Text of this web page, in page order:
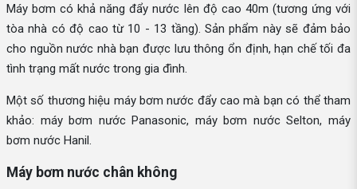
Máy bơm có khả năng đẩy nước lên độ cao 40m (tương ứng với
tòa nhà có độ cao từ 10 - 13 tầng). Sản phẩm này sẽ đảm bảo
cho nguồn nước nhà bạn được lưu thông ổn định, hạn chế tối đa
tình trạng mất nước trong gia đình.
Một số thương hiệu máy bơm nước đẩy cao mà bạn có thể tham
khảo: máy bơm nước Panasonic, máy bơm nước Selton, máy
bơm nước Hanil.
Máy bơm nước chân không